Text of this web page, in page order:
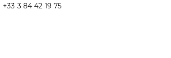
Téléphone
+33 3 84 42 19 75